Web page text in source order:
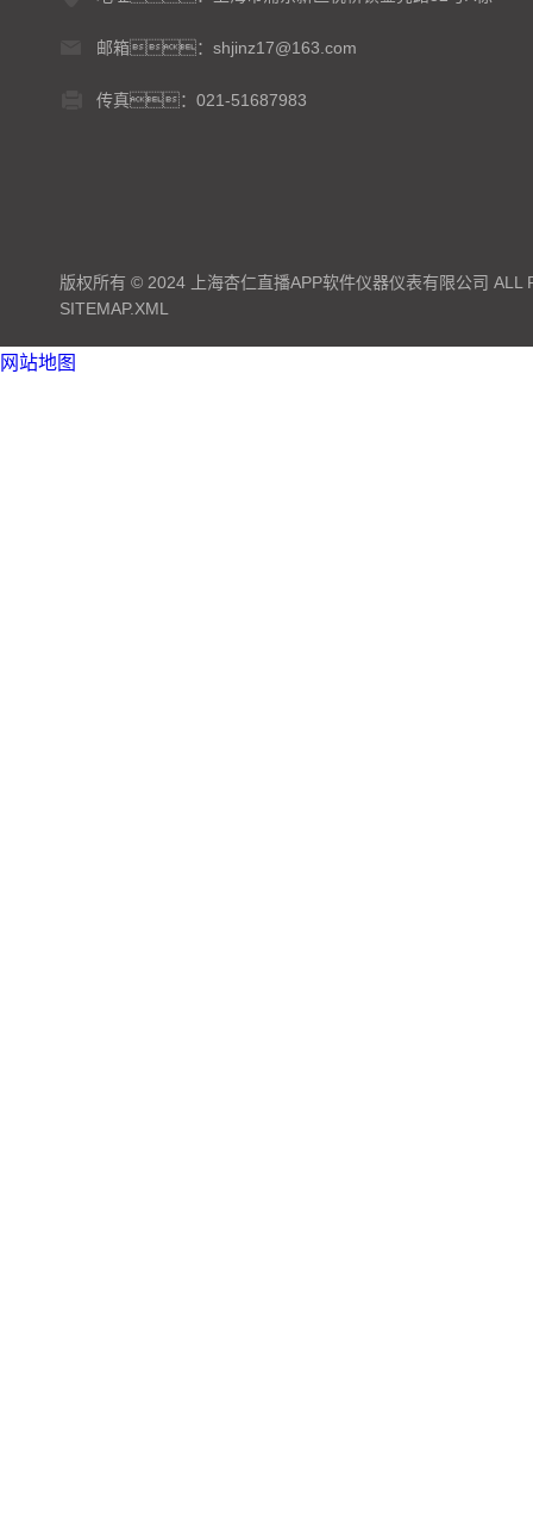
邮箱：shjinz17@163.com
传真：021-51687983
版权所有 © 2024 上海杏仁直播APP软件仪器仪表有限公司 ALL
SITEMAP.XML
网站地图